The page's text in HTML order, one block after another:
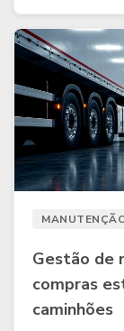
Gestão de
compras
caminhões